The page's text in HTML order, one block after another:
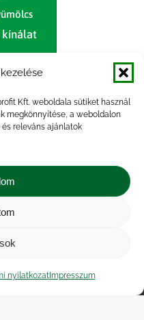
Kft. weboldala sütiket használ
megkönnyítése, a weboldalon
releváns ajánlatok
nyilatkozatImpresszum
kínálat
nyilatkozat
|